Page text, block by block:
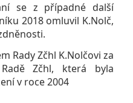
se z případné další
2018 omluvil K.Nolč,
Rady Zčhl K.Nolčovi za
Zčhl, která byla
v roce 2004